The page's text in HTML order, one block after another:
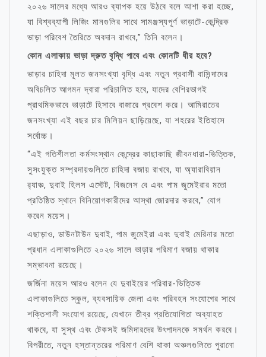
২০২৬ সালের মধ্যে আরও ব্যাপক হয়ে উঠবে বলে আশা করা হচ্ছে,
যা বিশ্বব্যাপী লিজিং মানগুলির সাথে সামঞ্জস্যপূর্ণ ভাড়াটে-কেন্দ্রিক
ভাড়া পরিবেশ তৈরিতে অবদান রাখবে,” তিনি বলেন।
কোন এলাকায় ভাড়া দ্রুত বৃদ্ধি পাবে এবং কোনটি ধীর হবে?
ভাড়ার চাহিদা মূলত জনসংখ্যা বৃদ্ধি এবং নতুন প্রবাসী বাসিন্দাদের
অবিচলিত আগমন দ্বারা পরিচালিত হবে, যাদের বেশিরভাগই
প্রাথমিকভাবে ভাড়াটে হিসাবে বাজারে প্রবেশ করে। আমিরাতের
জনসংখ্যা এই বছর চার মিলিয়ন ছাড়িয়েছে, যা শহরের ইতিহাসে
সর্বোচ্চ।
“এই গতিশীলতা কর্মসংস্থান কেন্দ্রের কাছাকাছি জীবনধারা-ভিত্তিক,
সুসংযুক্ত সম্প্রদায়গুলিতে চাহিদা বজায় রাখবে, যা অ্যারাবিয়ান
র‍্যাঞ্চ, দুবাই হিলস এস্টেট, বিজনেস বে এবং পাম জুমেইরার মতো
প্রতিষ্ঠিত স্থানে বিনিয়োগকারীদের আস্থা জোরদার করবে,” যোগ
করেন ময়েস।
এছাড়াও, ডাউনটাউন দুবাই, পাম জুমেইরা এবং দুবাই মেরিনার মতো
প্রধান এলাকাগুলিতে ২০২৬ সালে ভাড়ার পরিমাণ বজায় থাকার
সম্ভাবনা রয়েছে।
জর্জিনা ময়েস আরও বলেন যে দুবাইয়ের পরিবার-ভিত্তিক
এলাকাগুলিতে স্কুল, ব্যবসায়িক জেলা এবং পরিবহন সংযোগের সাথে
শক্তিশালী সংযোগ রয়েছে, যেখানে তীব্র প্রতিযোগিতা অব্যাহত
থাকবে, যা সুস্থ এবং টেকসই জমিদারদের উৎপাদনকে সমর্থন করবে।
বিপরীতে, নতুন হস্তান্তরের পরিমাণ বেশি থাকা অঞ্চলগুলিতে পুরানো